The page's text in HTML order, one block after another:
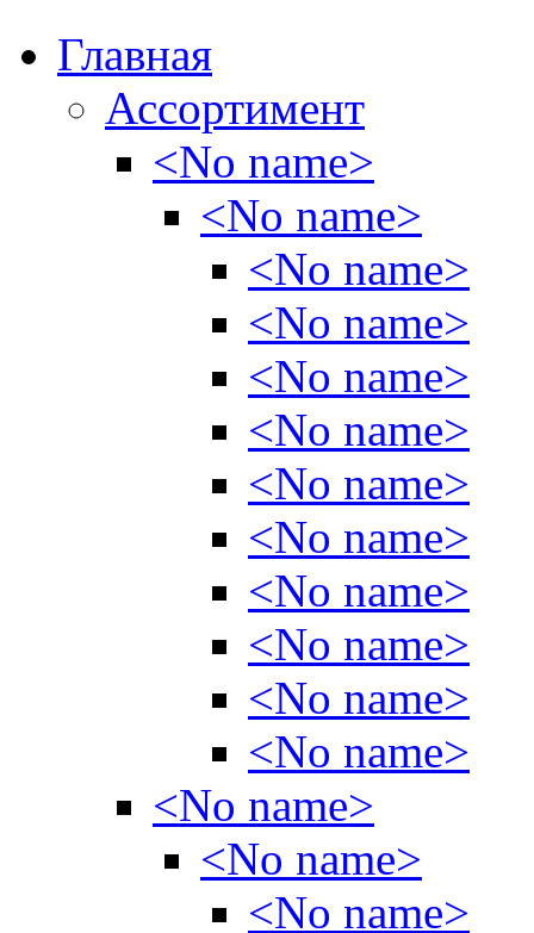
Главная
Ассортимент
<No name>
<No name>
<No name>
<No name>
<No name>
<No name>
<No name>
<No name>
<No name>
<No name>
<No name>
<No name>
<No name>
<No name>
<No name>